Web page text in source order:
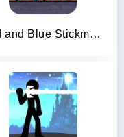
Red and Blue Stickman 2024